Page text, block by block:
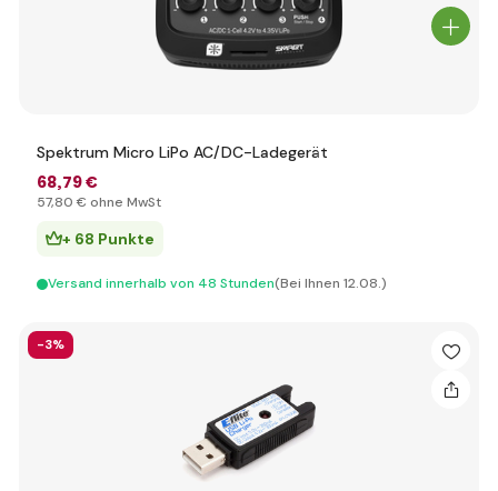
Spektrum Micro LiPo AC/DC-Ladegerät
68,79 €
57,80 € ohne MwSt
+ 68 Punkte
Versand innerhalb von 48 Stunden(Bei Ihnen 12.08.)
-3%